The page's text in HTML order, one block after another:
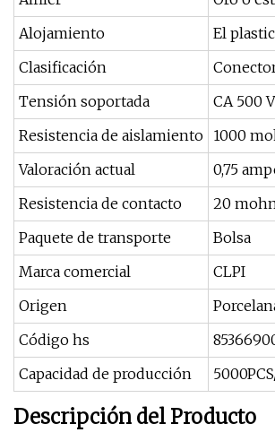
Alojamiento
El
Clasificación
Tensión soportada
CA 500
Resistencia de aislamiento 1000
Valoración actual
0,75
Resistencia de contacto
20
Paquete de transporte
Bolsa
Marca comercial
CLPI
Origen
Código hs
Capacidad de producción
Descripción del Producto